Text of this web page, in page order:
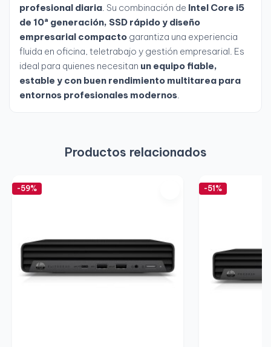
profesional diaria. Su combinación de Intel Core i5
de 10ª generación, SSD rápido y diseño
empresarial compacto garantiza una experiencia
fluida en oficina, teletrabajo y gestión empresarial. Es
ideal para quienes necesitan un equipo fiable,
estable y con buen rendimiento multitarea para
entornos profesionales modernos.
Productos relacionados
-59% -51%